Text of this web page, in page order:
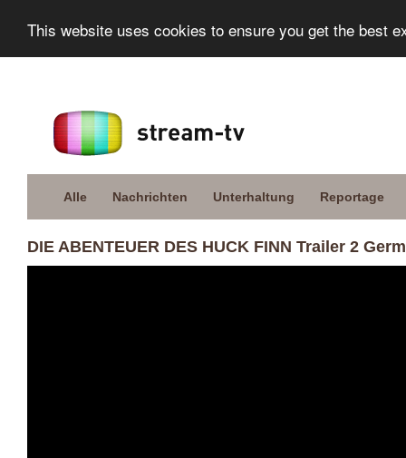
This website uses cookies to ensure you get the best
Alle Nachrichten Unterhaltung Reportage
DIE ABENTEUER DES HUCK FINN Trailer 2